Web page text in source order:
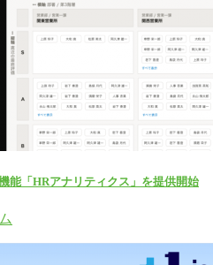
能「HRアナリティクス」を提供開始